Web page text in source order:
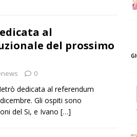
al
del prossimo
0
dedicata al referendum
Gli ospiti sono
del Si, e Ivano […]